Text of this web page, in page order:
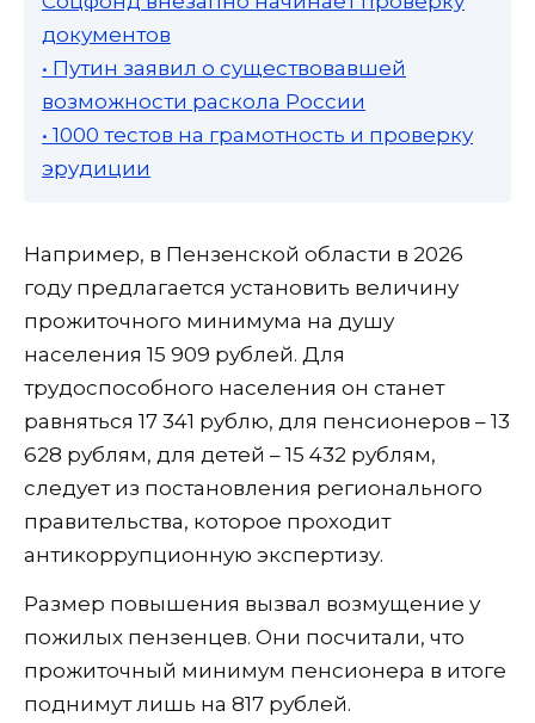
документов
• Путин заявил о существовавшей
возможности раскола России
• 1000 тестов на грамотность и проверку
эрудиции
Например, в Пензенской области в 2026
году предлагается установить величину
прожиточного минимума на душу
населения 15 909 рублей. Для
трудоспособного населения он станет
равняться 17 341 рублю, для пенсионеров – 13
628 рублям, для детей – 15 432 рублям,
следует из постановления регионального
правительства, которое проходит
антикоррупционную экспертизу.
Размер повышения вызвал возмущение у
пожилых пензенцев. Они посчитали, что
прожиточный минимум пенсионера в итоге
поднимут лишь на 817 рублей.